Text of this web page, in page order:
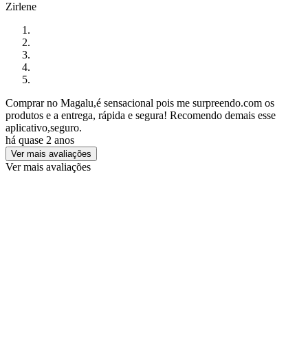
Zirlene
Comprar no Magalu,é sensacional pois me surpreendo.com os
produtos e a entrega, rápida e segura! Recomendo demais esse
aplicativo,seguro.
há quase 2 anos
Ver mais avaliações
Ver mais avaliações